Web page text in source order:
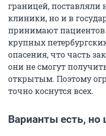
границей, поставляли
клиники, но и в
принимают
крупных
опасения, что часть
они не смогут
открытым. Поэтому
точно коснутся всех.
Варианты есть,